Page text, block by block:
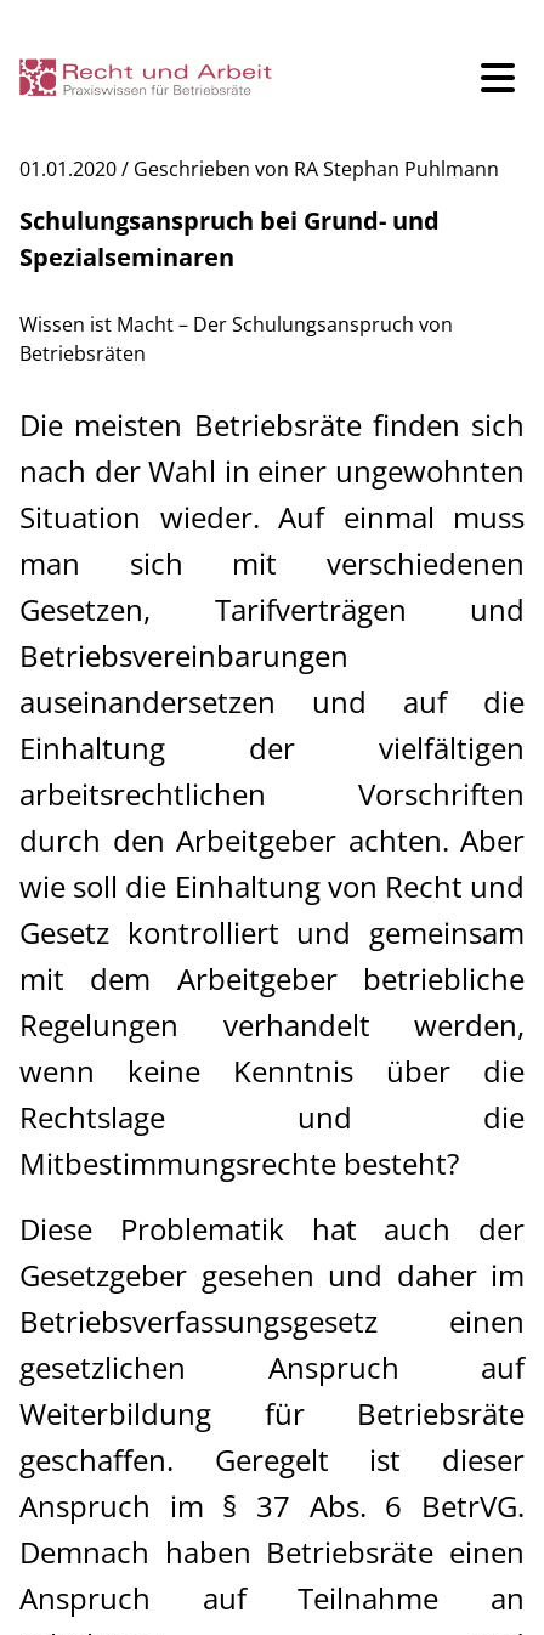
Inhouse-Seminare
Klausurtagungen
BR-Gründung
R+A Blog
Über uns
01.01.2020 / Geschrieben von RA Stephan Puhlmann
Schulungsanspruch bei Grund- und
Spezialseminaren
Wissen ist Macht – Der Schulungsanspruch von
Betriebsräten
Die meisten Betriebsräte finden sich
nach der Wahl in einer ungewohnten
Situation wieder. Auf einmal muss
man sich mit verschiedenen
Gesetzen, Tarifverträgen und
Betriebsvereinbarungen
auseinandersetzen und auf die
Einhaltung der vielfältigen
arbeitsrechtlichen Vorschriften
durch den Arbeitgeber achten. Aber
wie soll die Einhaltung von Recht und
Gesetz kontrolliert und gemeinsam
mit dem Arbeitgeber betriebliche
Regelungen verhandelt werden,
wenn keine Kenntnis über die
Rechtslage und die
Mitbestimmungsrechte besteht?
Diese Problematik hat auch der
Gesetzgeber gesehen und daher im
Betriebsverfassungsgesetz einen
gesetzlichen Anspruch auf
Weiterbildung für Betriebsräte
geschaffen. Geregelt ist dieser
Anspruch im § 37 Abs. 6 BetrVG.
Demnach haben Betriebsräte einen
Anspruch auf Teilnahme an